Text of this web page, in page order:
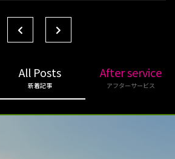
All Posts
新着記事
After service
アフターサービス